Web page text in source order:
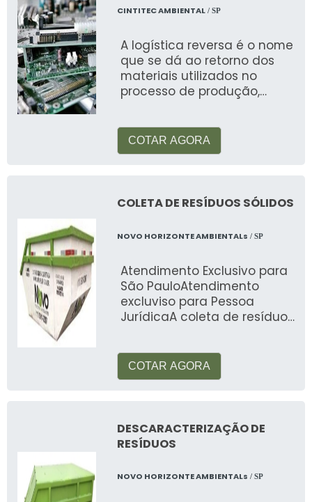
É o processo de apagar e destruir fisicamente
os discos rígidos para proteger dados
sensíveis e assegurar que não sejam
recuperáveis.
Quais são os cuidados ao descartar
um HD?
Certifique-se de que todos os dados foram
CINTITEC AMBIENTAL/ SP
A logística reversa é o nome
que se dá ao retorno dos
materiais utilizados no
processo de produção,
diversos prod
COTAR AGORA
COLETA DE RESÍDUOS SÓLIDOS
NOVO HORIZONTE AMBIENTALs / SP
Atendimento Exclusivo para
São PauloAtendimento
excluviso para Pessoa
JurídicaA coleta de resíduos
COTAR AGORA
DESCARACTERIZAÇÃO DE
RESÍDUOS
NOVO HORIZONTE AMBIENTALs / SP